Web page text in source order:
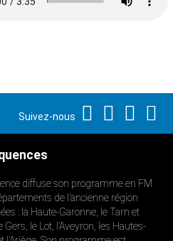
Suivez-nous
diffuse son programme en FM
de l’ancienne région
: la Haute-Garonne, le Tarn et
Gers, le Lot, l’Aveyron, les Hautes-